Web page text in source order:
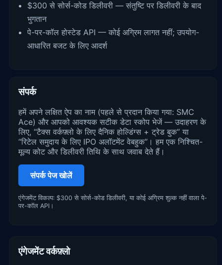
$300 से सोर्स-कोड डिलीवरी — संतुष्टि पर डिलीवरी के बाद
भुगतान
पे-पर-कॉल होस्टेड API — कोई अग्रिम लागत नहीं; उपयोग-
आधारित बजट के लिए आदर्श
संपर्क
हमें अपने लक्षित ऐप का नाम (पहले से प्रदान किया गया: SMC
Ace) और आपको आवश्यक सटीक डेटा स्कोप भेजें — उदाहरण के
लिए, “टैक्स वर्कफ़्लो के लिए दैनिक होल्डिंग्स + ट्रेड बुक” या
“रिटेल समुदाय के लिए IPO अलॉटमेंट वेबहुक”। हम एक निश्चित-
मूल्य कोट और डिलीवरी तिथि के साथ जवाब देते हैं।
संपर्क पेज खोलें
एंगेजमेंट विकल्प: $300 से सोर्स-कोड डिलीवरी, या कोई अग्रिम शुल्क नहीं वाला पे-
पर-कॉल API।
एंगेजमेंट वर्कफ़्लो